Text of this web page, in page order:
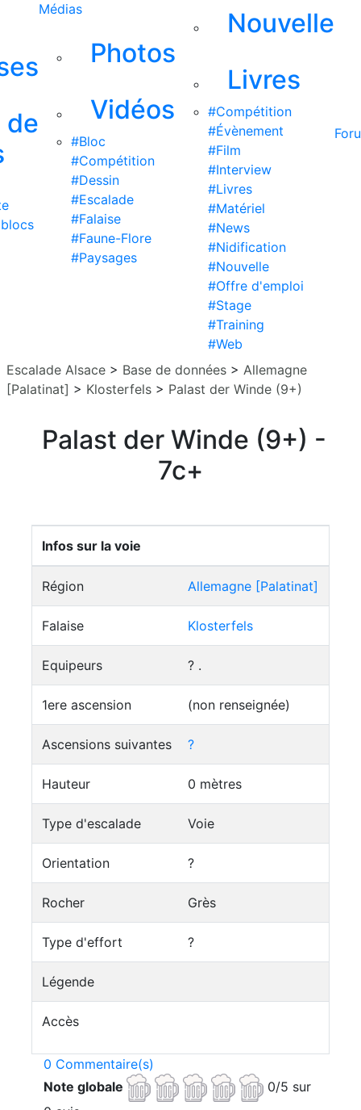
de
Médias
Photos
Vidéos
#Bloc
#Compétition
#Dessin
#Escalade
#Falaise
#Faune-Flore
#Paysages
Nouvelle
Livres
#Compétition
#Évènement
#Film
#Interview
#Livres
#Matériel
#News
#Nidification
#Nouvelle
#Offre d'emploi
#Stage
#Training
#Web
Escalade Alsace > Base de données > Allemagne
[Palatinat] > Klosterfels > Palast der Winde (9+)
Palast der Winde (9+) -
7c+
Infos sur la voie
Région Allemagne [Palatinat]
Falaise Klosterfels
Equipeurs ? .
1ere ascension (non renseignée)
Ascensions suivantes ?
Hauteur 0 mètres
Type d'escalade Voie
Orientation ?
Rocher Grès
Type d'effort ?
Légende
Accès
0 Commentaire(s)
Note globale
0/5 sur